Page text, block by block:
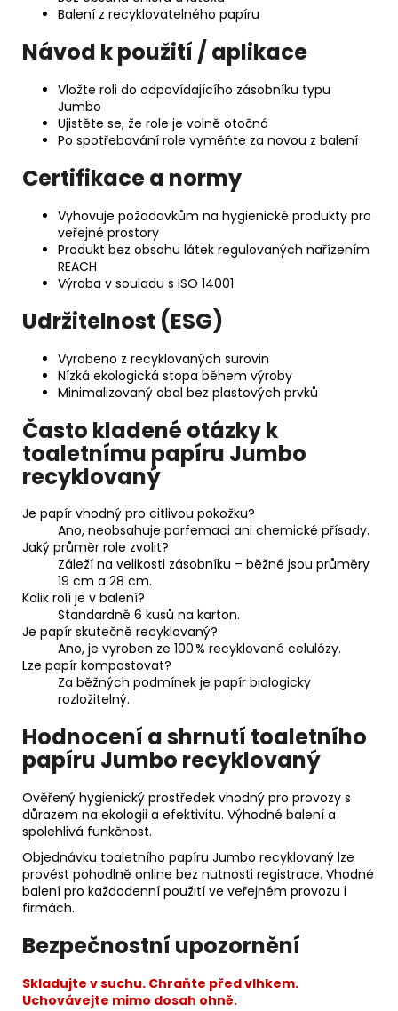
Balení z recyklovatelného papíru
Návod k použití / aplikace
Vložte roli do odpovídajícího zásobníku typu
Jumbo
Ujistěte se, že role je volně otočná
Po spotřebování role vyměňte za novou z balení
Certifikace a normy
Vyhovuje požadavkům na hygienické produkty pro
veřejné prostory
Produkt bez obsahu látek regulovaných nařízením
REACH
Výroba v souladu s ISO 14001
Udržitelnost (ESG)
Vyrobeno z recyklovaných surovin
Nízká ekologická stopa během výroby
Minimalizovaný obal bez plastových prvků
Často kladené otázky k
toaletnímu papíru Jumbo
recyklovaný
Je papír vhodný pro citlivou pokožku?
Ano, neobsahuje parfemaci ani chemické přísady.
Jaký průměr role zvolit?
Záleží na velikosti zásobníku – běžné jsou průměry
19 cm a 28 cm.
Kolik rolí je v balení?
Standardně 6 kusů na karton.
Je papír skutečně recyklovaný?
Ano, je vyroben ze 100 % recyklované celulózy.
Lze papír kompostovat?
Za běžných podmínek je papír biologicky
rozložitelný.
Hodnocení a shrnutí toaletního
papíru Jumbo recyklovaný
Ověřený hygienický prostředek vhodný pro provozy s
důrazem na ekologii a efektivitu. Výhodné balení a
spolehlivá funkčnost.
Objednávku toaletního papíru Jumbo recyklovaný lze
provést pohodlně online bez nutnosti registrace. Vhodné
balení pro každodenní použití ve veřejném provozu i
firmách.
Bezpečnostní upozornění
Skladujte v suchu. Chraňte před vlhkem.
Uchovávejte mimo dosah ohně.